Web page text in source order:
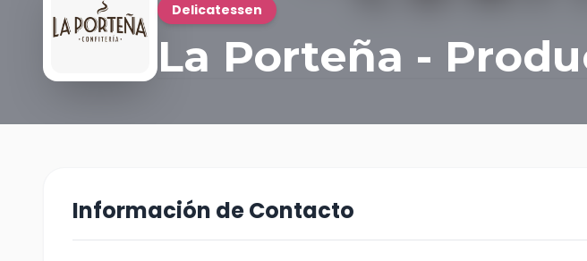
Delicatessen
La Porteña -
Información de Contacto